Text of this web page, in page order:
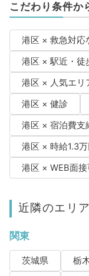
こだわり条件か
港区 × 救急対応
港区 × 駅近・徒
港区 × 人気エリ
港区 × 健診
港区 × 宿泊費支
港区 × 時給1.3
港区 × WEB面接
近隣のエリ
関東
茨城県 栃